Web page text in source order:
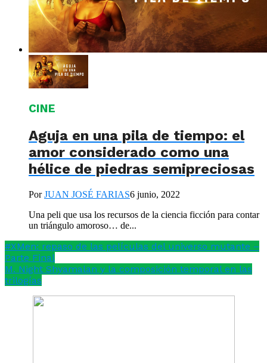
CINE
Aguja en una pila de tiempo: el
amor considerado como una
hélice de piedras semipreciosas
PorJUAN JOSÉ FARIAS6 junio, 2022
Una peli que usa los recursos de la ciencia ficción para contar
un triángulo amoroso… de...
#XMen: repaso de las películas del universo mutante –
Parte Final
M. Night Shyamalan y la composición temporal en las
trilogías